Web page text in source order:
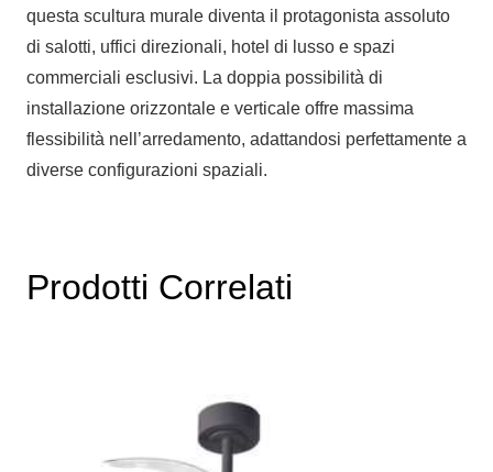
questa scultura murale diventa il protagonista assoluto
di salotti, uffici direzionali, hotel di lusso e spazi
commerciali esclusivi. La doppia possibilità di
installazione orizzontale e verticale offre massima
flessibilità nell’arredamento, adattandosi perfettamente a
diverse configurazioni spaziali.
Prodotti Correlati